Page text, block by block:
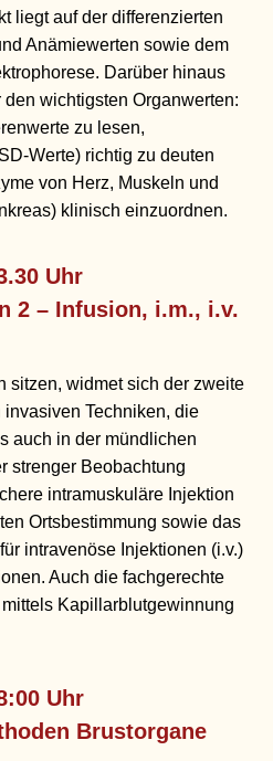
liegt auf der differenzierten
Anämiewerten sowie dem
Darüber hinaus
wichtigsten Organwerten:
zu lesen,
Werte) richtig zu deuten
von Herz, Muskeln und
klinisch einzuordnen.
Uhr
2 – Infusion, i.m., i.v.
sitzen, widmet sich der zweite
Techniken, die
auch in der mündlichen
strenger Beobachtung
intramuskuläre Injektion
Ortsbestimmung sowie das
intravenöse Injektionen (i.v.)
Auch die fachgerechte
Kapillarblutgewinnung
Uhr
Brustorgane